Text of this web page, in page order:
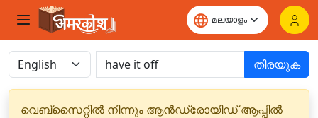
തിരയുക
വെബ്‌സൈറ്റിൽ നിന്നും ആൻഡ്രോയിഡ് ആപ്പിൽ